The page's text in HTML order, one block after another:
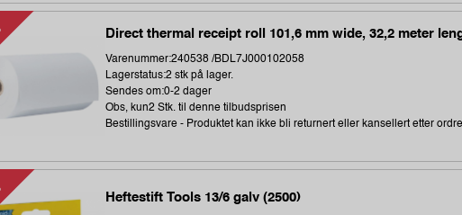
Direct thermal receipt roll 101,6 mm wide, 32,2 meter
Varenummer:240538 /BDL7J000102058
Lagerstatus:2 stk på lager.
Sendes om:0-2 dager
Obs, kun2 Stk. til denne tilbudsprisen
Bestillingsvare - Produktet kan ikke bli returnert eller kansellert etter
Heftestift Tools 13/6 galv (2500)